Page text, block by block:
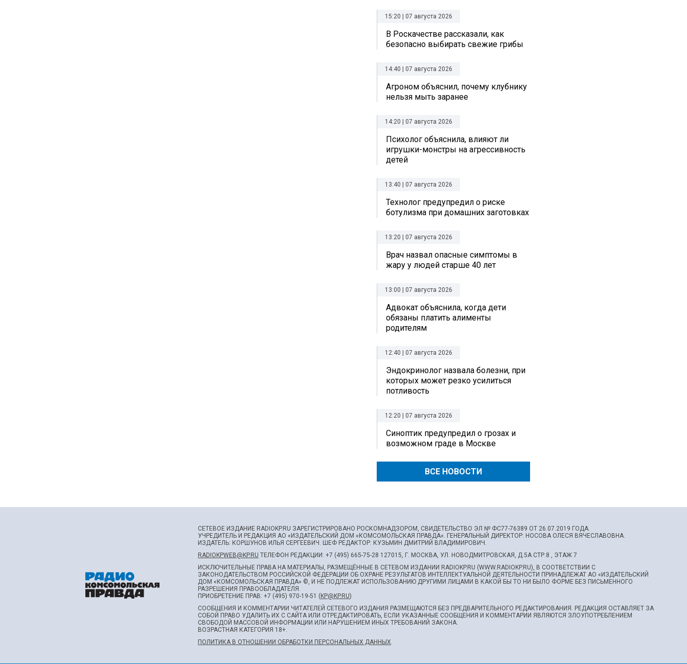
15:20 | 07 августа 2026
В Роскачестве рассказали, как
безопасно выбирать свежие грибы
14:40 | 07 августа 2026
Агроном объяснил, почему клубнику
нельзя мыть заранее
14:20 | 07 августа 2026
Психолог объяснила, влияют ли
игрушки-монстры на агрессивность
детей
13:40 | 07 августа 2026
Технолог предупредил о риске
ботулизма при домашних заготовках
13:20 | 07 августа 2026
Врач назвал опасные симптомы в
жару у людей старше 40 лет
13:00 | 07 августа 2026
Адвокат объяснила, когда дети
обязаны платить алименты
родителям
12:40 | 07 августа 2026
Эндокринолог назвала болезни, при
которых может резко усилиться
потливость
12:20 | 07 августа 2026
Синоптик предупредил о грозах и
возможном граде в Москве
ВСЕ НОВОСТИ
СЕТЕВОЕ ИЗДАНИЕ RADIOKP.RU ЗАРЕГИСТРИРОВАНО РОСКОМНАДЗОРОМ, СВИДЕТЕЛЬСТВО ЭЛ № ФС77-76389 ОТ 26.07.2019 ГОДА.
УЧРЕДИТЕЛЬ И РЕДАКЦИЯ АО «ИЗДАТЕЛЬСКИЙ ДОМ «КОМСОМОЛЬСКАЯ ПРАВДА». ГЕНЕРАЛЬНЫЙ ДИРЕКТОР: НОСОВА ОЛЕСЯ ВЯЧЕСЛАВОВНА.
ИЗДАТЕЛЬ: КОРШУНОВ ИЛЬЯ СЕРГЕЕВИЧ. ШEФ РЕДАКТОР: КУЗЬМИН ДМИТРИЙ ВЛАДИМИРОВИЧ.
RADIOKPWEB@KP.RU ТЕЛЕФОН РЕДАКЦИИ: +7 (495) 665-75-28 127015, Г. МОСКВА, УЛ. НОВОДМИТРОВСКАЯ, Д.5А СТР.8 , ЭТАЖ 7
ИСКЛЮЧИТЕЛЬНЫЕ ПРАВА НА МАТЕРИАЛЫ, РАЗМЕЩЁННЫЕ В СЕТЕВОМ ИЗДАНИИ RADIOKP.RU (WWW.RADIOKP.RU), В СООТВЕТСТВИИ С
ЗАКОНОДАТЕЛЬСТВОМ РОССИЙСКОЙ ФЕДЕРАЦИИ ОБ ОХРАНЕ РЕЗУЛЬТАТОВ ИНТЕЛЛЕКТУАЛЬНОЙ ДЕЯТЕЛЬНОСТИ ПРИНАДЛЕЖАТ АО «ИЗДАТЕЛЬСКИЙ
ДОМ «КОМСОМОЛЬСКАЯ ПРАВДА» ©, И НЕ ПОДЛЕЖАТ ИСПОЛЬЗОВАНИЮ ДРУГИМИ ЛИЦАМИ В КАКОЙ БЫ ТО НИ БЫЛО ФОРМЕ БЕЗ ПИСЬМЕННОГО
РАЗРЕШЕНИЯ ПРАВООБЛАДАТЕЛЯ.
ПРИОБРЕТЕНИЕ ПРАВ: +7 (495) 970-19-51 ( KP@KP.RU)
СООБЩЕНИЯ И КОММЕНТАРИИ ЧИТАТЕЛЕЙ СЕТЕВОГО ИЗДАНИЯ РАЗМЕЩАЮТСЯ БЕЗ ПРЕДВАРИТЕЛЬНОГО РЕДАКТИРОВАНИЯ. РЕДАКЦИЯ ОСТАВЛЯЕТ ЗА
СОБОЙ ПРАВО УДАЛИТЬ ИХ С САЙТА ИЛИ ОТРЕДАКТИРОВАТЬ, ЕСЛИ УКАЗАННЫЕ СООБЩЕНИЯ И КОММЕНТАРИИ ЯВЛЯЮТСЯ ЗЛОУПОТРЕБЛЕНИЕМ
СВОБОДОЙ МАССОВОЙ ИНФОРМАЦИИ ИЛИ НАРУШЕНИЕМ ИНЫХ ТРЕБОВАНИЙ ЗАКОНА.
ВОЗРАСТНАЯ КАТЕГОРИЯ 18+.
ПОЛИТИКА В ОТНОШЕНИИ ОБРАБОТКИ ПЕРСОНАЛЬНЫХ ДАННЫХ.